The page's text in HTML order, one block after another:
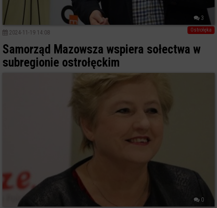
3
Ostrołęka
2024-11-19 14:08
Samorząd Mazowsza wspiera sołectwa w
subregionie ostrołęckim
0